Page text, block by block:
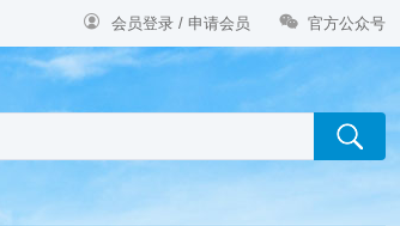
 会员登录 / 申请会员  官方公众号